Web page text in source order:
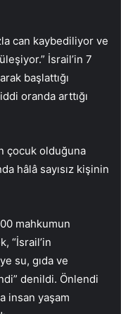
can kaybediliyor ve
İsrail’in 7
başlattığı
oranda arttığı
çocuk olduğuna
hâlâ sayısız kişinin
mahkumun
“İsrail’in
su, gıda ve
denildi. Önlendi
insan yaşam